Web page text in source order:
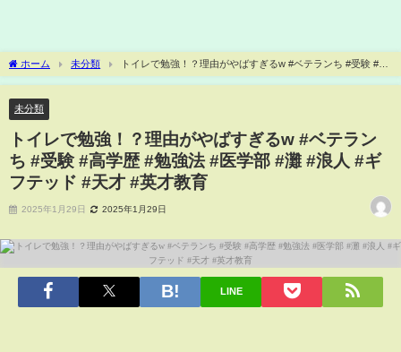
ホーム 未分類
トイレで勉強！？理由がやばすぎるw #ベテランち #受験 #高
学歴 #勉強法 #医学部 #灘 #浪人 #ギフテッド #天才 #英才教育
未分類
トイレで勉強！？理由がやばすぎるw #ベテラン
ち #受験 #高学歴 #勉強法 #医学部 #灘 #浪人 #ギ
フテッド #天才 #英才教育
2025年1月29日 2025年1月29日
LINE